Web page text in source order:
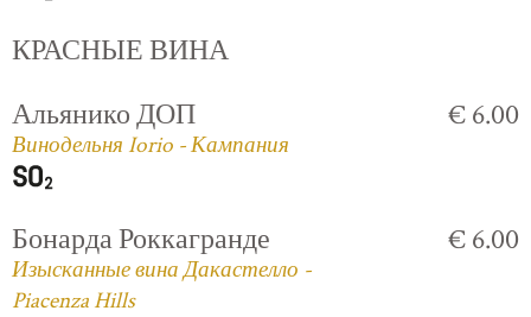
КРАСНЫЕ ВИНА
Альянико ДОП
Винодельня Iorio - Кампания
€ 6.00
Бонарда Роккагранде
Изысканные вина Дакастелло -
Piacenza Hills
€ 6.00